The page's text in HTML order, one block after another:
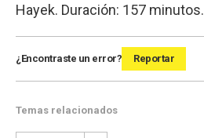
Hayek. Duración: 157 minutos.
¿Encontraste un error? Reportar
Temas relacionados